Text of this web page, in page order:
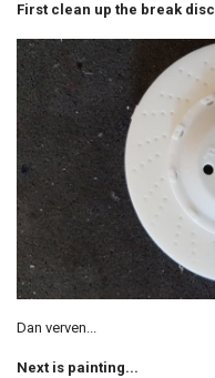
First clean up the break
Dan verven...
Next is painting...